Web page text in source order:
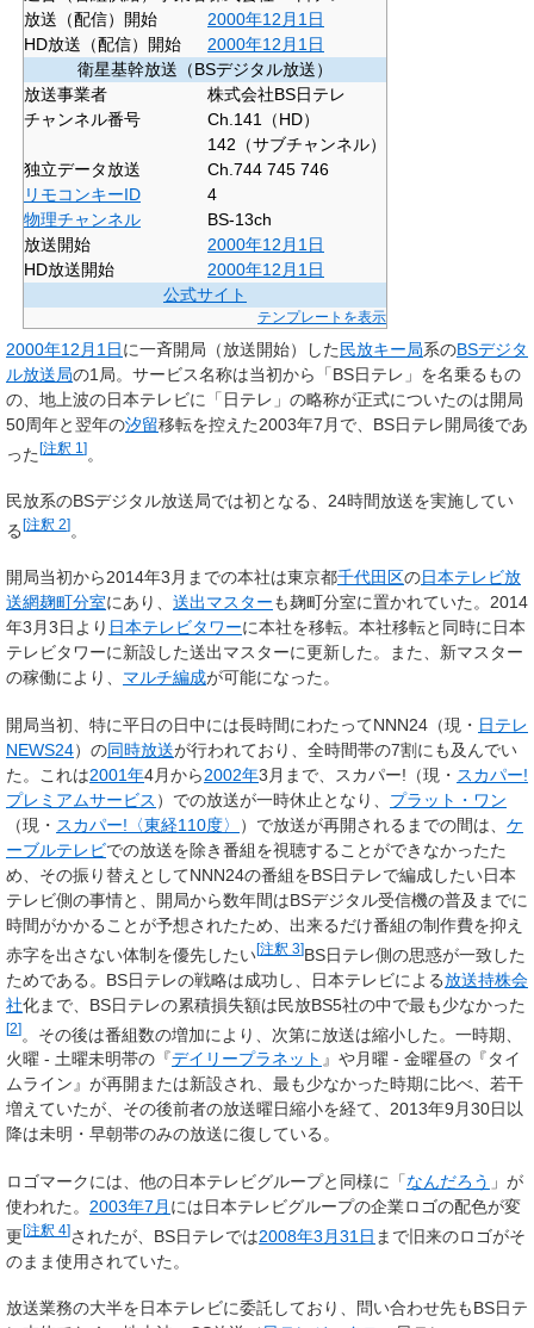
放送（配信）開始
2000年12月1日
HD放送（配信）開始
2000年12月1日
衛星基幹放送（BSデジタル放送）
放送事業者
株式会社BS日テレ
チャンネル番号
Ch.141（HD）
142（サブチャンネル）
独立データ放送
Ch.744 745 746
リモコンキーID
4
物理チャンネル
BS-13ch
放送開始
2000年12月1日
HD放送開始
2000年12月1日
公式サイト
テンプレートを表示
2000年12月1日に一斉開局（放送開始）した 民放キー局系のBSデジタ
ル放送局の1局。サービス名称は当初から「BS日テレ 」を名乗るもの
の、地上波の日本テレビに「日テレ」の略称が正式についたのは開局
50周年と翌年の汐留移転を控えた2003年7月で、BS日テレ開局後であ
った[注釈 1 ]。
民放系のBSデジタル放送局では初となる、24時間放送を実施してい
る [注釈 2] 。
開局当初から2014年3月までの本社は東京都千代田区の日本テレビ放
送網麹町分室にあり、 送出マスターも麹町分室に置かれていた。2014
年3月3日より 日本テレビタワーに本社を移転。本社移転と同時に日本
テレビタワーに新設した送出マスターに更新した。また、新マスター
の稼働により、 マルチ編成が可能になった。
開局当初、特に平日の日中には長時間にわたってNNN24（現・ 日テレ
NEWS24）の同時放送が行われており、全時間帯の7割にも及んでい
た。これは2001年4月から2002年3月まで、スカパー!（現・ スカパー!
プレミアムサービス ）での放送が一時休止となり、 プラット・ワン
（現・ スカパー!〈東経110度〉 ）で放送が再開されるまでの間は、 ケ
ーブルテレビでの放送を除き番組を視聴することができなかったた
め、その振り替えとしてNNN24の番組をBS日テレで編成したい日本
テレビ側の事情と、開局から数年間はBSデジタル受信機の普及までに
時間がかかることが予想されたため、出来るだけ番組の制作費を抑え
赤字を出さない体制を優先したい[注釈 3]BS日テレ側の思惑が一致した
ためである。BS日テレの戦略は成功し、日本テレビによる放送持株会
社化まで、BS日テレの累積損失額は民放BS5社の中で最も少なかった
[2]。その後は番組数の増加により、次第に放送は縮小した。一時期、
火曜 - 土曜未明帯の『デイリープラネット 』や月曜 - 金曜昼の『タイ
ムライン』が再開または新設され、最も少なかった時期に比べ、若干
増えていたが、その後前者の放送曜日縮小を経て、2013年9月30日以
降は未明・早朝帯のみの放送に復している。
ロゴマークには、他の日本テレビグループと同様に「なんだろう 」が
使われた。 2003年7月 には日本テレビグループの企業ロゴの配色が変
更[注釈 4]されたが、BS日テレでは2008年3月31日 まで旧来のロゴがそ
のまま使用されていた。
放送業務の大半を日本テレビに委託しており、問い合わせ先もBS日テ